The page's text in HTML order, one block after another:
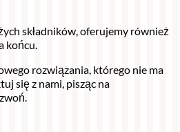
składników, oferujemy również
końcu.
rozwiązania, którego nie ma
się z nami, pisząc na